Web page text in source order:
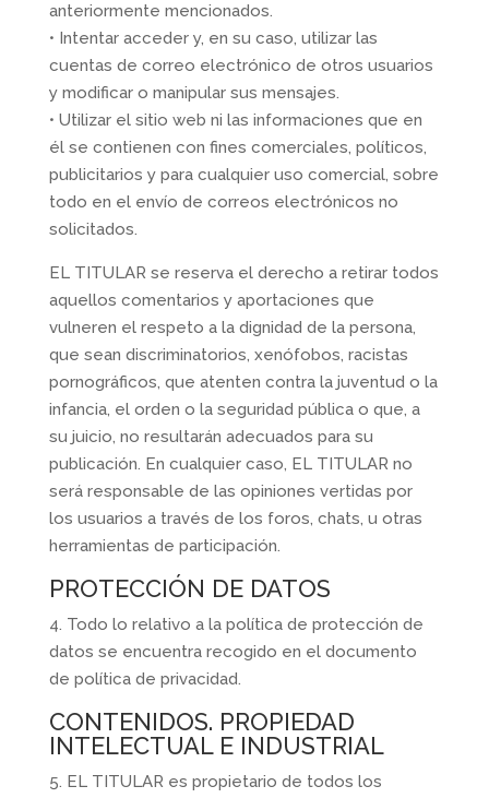
anteriormente mencionados.
• Intentar acceder y, en su caso, utilizar las
cuentas de correo electrónico de otros usuarios
y modificar o manipular sus mensajes.
• Utilizar el sitio web ni las informaciones que en
él se contienen con fines comerciales, políticos,
publicitarios y para cualquier uso comercial, sobre
todo en el envío de correos electrónicos no
solicitados.
EL TITULAR se reserva el derecho a retirar todos
aquellos comentarios y aportaciones que
vulneren el respeto a la dignidad de la persona,
que sean discriminatorios, xenófobos, racistas
pornográficos, que atenten contra la juventud o la
infancia, el orden o la seguridad pública o que, a
su juicio, no resultarán adecuados para su
publicación. En cualquier caso, EL TITULAR no
será responsable de las opiniones vertidas por
los usuarios a través de los foros, chats, u otras
herramientas de participación.
PROTECCIÓN DE DATOS
4. Todo lo relativo a la política de protección de
datos se encuentra recogido en el documento
de política de privacidad.
CONTENIDOS. PROPIEDAD
INTELECTUAL E INDUSTRIAL
5. EL TITULAR es propietario de todos los